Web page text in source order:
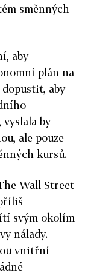
směnných
aby
plán na
aby
vyslala by
ale pouze
kursů.
Wall Street
svým okolím
nálady.
vnitřní